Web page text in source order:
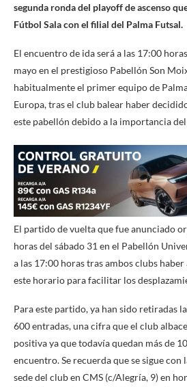
segunda ronda del playoff de ascenso
Fútbol Sala con el filial del Palma Futsal.
El encuentro de ida será a las 17:00
mayo en el prestigioso Pabellón Son
habitualmente el primer equipo de
Europa, tras el club balear haber
este pabellón debido a la importancia
El partido de vuelta que fue anunciado
horas del sábado 31 en el Pabellón
a las 17:00 horas tras ambos clubs
este horario para facilitar los
Para este partido, ya han sido retiradas
600 entradas, una cifra que el club
positiva ya que todavía quedan más de
encuentro. Se recuerda que se sigue con
sede del club en CMS (c/Alegría, 9) en